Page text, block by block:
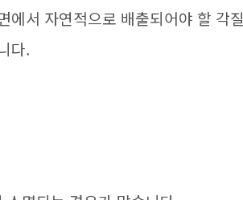
에서 자연적으로 배출되어야 할 각질
다.